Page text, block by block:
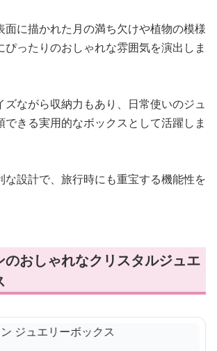
面に描かれた月の満ち欠けや植物の模様
ぴったりのおしゃれな雰囲気を演出しま
ズながら収納力もあり、日常使いのジュ
できる実用的なボックスとして活躍しま
な設計で、旅行時にも重宝する機能性を
のおしゃれなクリスタルジュエ